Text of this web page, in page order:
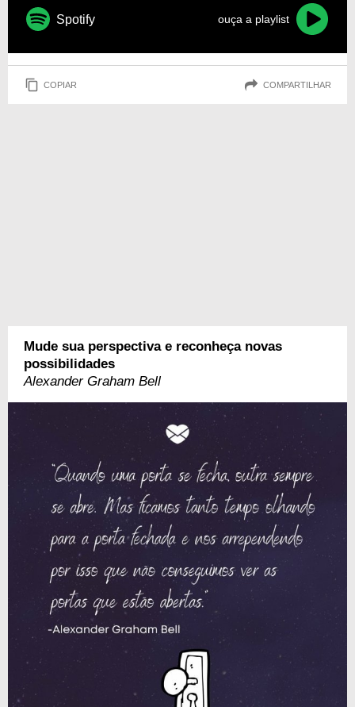
Spotify ouça a playlist
COPIAR COMPARTILHAR
Mude sua perspectiva e reconheça novas
possibilidades
Alexander Graham Bell